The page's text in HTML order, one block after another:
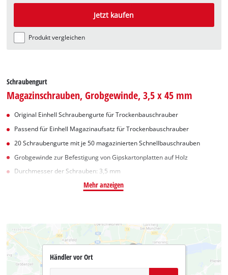
Jetzt kaufen
Produkt vergleichen
Schraubengurt
Magazinschrauben, Grobgewinde, 3,5 x 45 mm
Original Einhell Schraubengurte für Trockenbauschrauber
Passend für Einhell Magazinaufsatz für Trockenbauschrauber
20 Schraubengurte mit je 50 magazinierten Schnellbauschrauben
Grobgewinde zur Befestigung von Gipskartonplatten auf Holz
Durchmesser der Schrauben: 3,5 mm
Mehr anzeigen
Händler vor Ort